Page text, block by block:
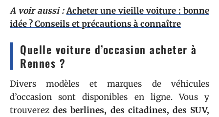
A voir aussi : Acheter une vieille voiture : bonne
idée ? Conseils et précautions à connaître
Quelle voiture d’occasion acheter à
Rennes ?
Divers modèles et marques de véhicules
d’occasion sont disponibles en ligne. Vous y
trouverezdes berlines, des citadines, des SUV,